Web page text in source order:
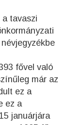
a tavaszi
fővel való
már az
ez a
ez a
januárjára